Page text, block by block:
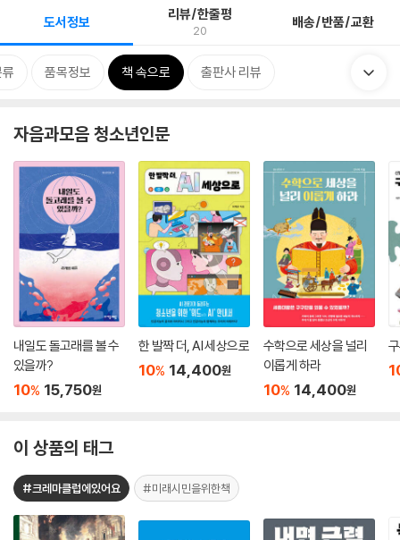
도서정보 리뷰/한줄평
20 배송/반품/교환
품목정보 책 속으로 출판사 리뷰
자음과모음 청소년인문
내일도 돌고래를 볼 수
있을까?
10% 15,750원
한 발짝 더, AI 세상으로
10% 14,400원
수학으로 세상을 널리
이롭게 하라
10% 14,400원
이 상품의 태그
#크레마클럽에있어요 #미래시민을위한책